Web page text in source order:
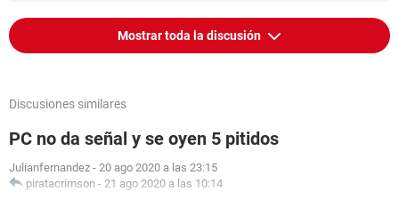
Mostrar toda la discusión
Discusiones similares
PC no da señal y se oyen 5 pitidos
Julianfernandez - 20 ago 2020 a las 23:15
piratacrimson - 21 ago 2020 a las 10:14